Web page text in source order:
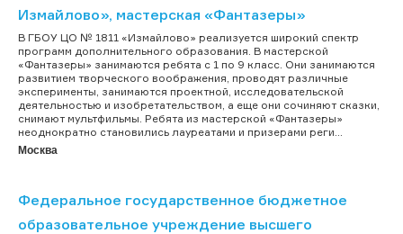
Измайлово», мастерская «Фантазеры»
В ГБОУ ЦО № 1811 «Измайлово» реализуется широкий спектр
программ дополнительного образования. В мастерской
«Фантазеры» занимаются ребята с 1 по 9 класс. Они занимаются
развитием творческого воображения, проводят различные
эксперименты, занимаются проектной, исследовательской
деятельностью и изобретательством, а еще они сочиняют сказки,
снимают мультфильмы. Ребята из мастерской «Фантазеры»
неоднократно становились лауреатами и призерами реги...
Москва
Федеральное государственное бюджетное
образовательное учреждение высшего